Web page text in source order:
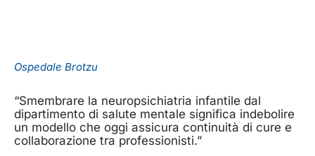
Ospedale Brotzu
“Smembrare la neuropsichiatria infantile dal
dipartimento di salute mentale significa indebolire
un modello che oggi assicura continuità di cure e
collaborazione tra professionisti.”